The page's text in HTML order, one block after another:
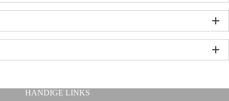
HANDIGE LINKS